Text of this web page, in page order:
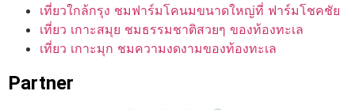
เที่ยวใกล้กรุง ชมฟาร์มโคนมขนาดใหญ่ที่ ฟาร์มโชคชัย
เที่ยว เกาะสมุย ชมธรรมชาติสวยๆ ของท้องทะเล
เที่ยว เกาะมุก ชมความงดงามของท้องทะเล
Partner